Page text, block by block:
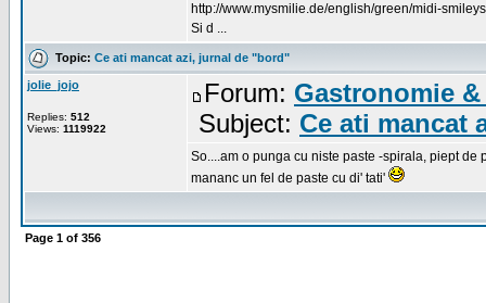
http://www.mysmilie.de/english/green/midi-
Si d ...
Topic: Ce ati mancat azi, jurnal de "bord"
jolie_jojo
Replies: 512
Views: 1119922
Forum: Gastronomie
Subject: Ce ati mancat
So....am o punga cu niste paste -spirala, piept
mananc un fel de paste cu di' tati'
Page 1 of 356